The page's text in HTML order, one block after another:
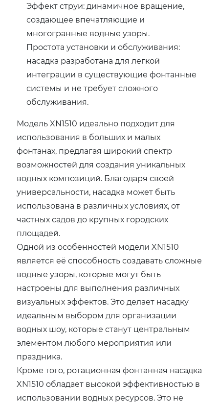
Эффект струи: динамичное вращение,
создающее впечатляющие и
многогранные водные узоры.
Простота установки и обслуживания:
насадка разработана для легкой
интеграции в существующие фонтанные
системы и не требует сложного
обслуживания.
Модель XN1510 идеально подходит для
использования в больших и малых
фонтанах, предлагая широкий спектр
возможностей для создания уникальных
водных композиций. Благодаря своей
универсальности, насадка может быть
использована в различных условиях, от
частных садов до крупных городских
площадей.
Одной из особенностей модели XN1510
является её способность создавать сложные
водные узоры, которые могут быть
настроены для выполнения различных
визуальных эффектов. Это делает насадку
идеальным выбором для организации
водных шоу, которые станут центральным
элементом любого мероприятия или
праздника.
Кроме того, ротационная фонтанная насадка
XN1510 обладает высокой эффективностью в
использовании водных ресурсов. Это не